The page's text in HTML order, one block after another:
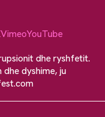
VimeoYouTube
dhe ryshfetit.
dyshime, ju